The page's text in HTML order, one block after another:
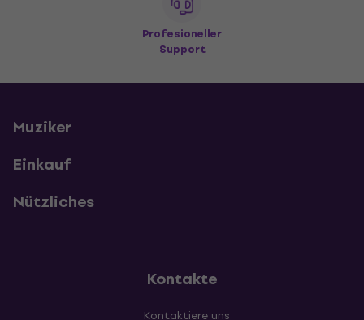
Profesioneller
Support
Muziker
Einkauf
Nützliches
Kontakte
Kontaktiere uns